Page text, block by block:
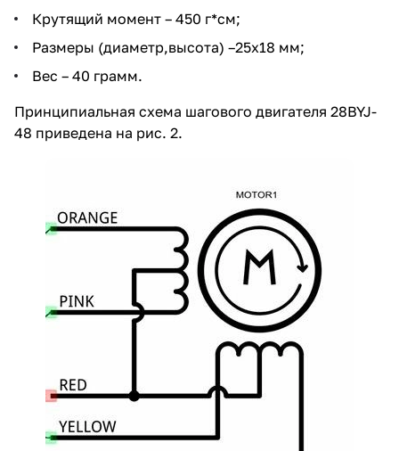
Крутящий момент – 450 г*см;
Размеры (диаметр,высота) –25x18 мм;
Вес – 40 грамм.
Принципиальная схема шагового двигателя 28BYJ-
48 приведена на рис. 2.